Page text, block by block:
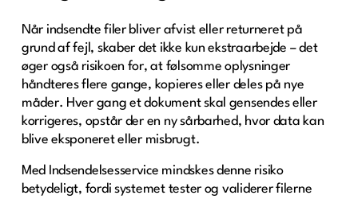
Når indsendte filer bliver afvist eller returneret på
grund af fejl, skaber det ikke kun ekstraarbejde – det
øger også risikoen for, at følsomme oplysninger
håndteres flere gange, kopieres eller deles på nye
måder. Hver gang et dokument skal gensendes eller
korrigeres, opstår der en ny sårbarhed, hvor data kan
blive eksponeret eller misbrugt.
Med Indsendelsesservice mindskes denne risiko
betydeligt, fordi systemet tester og validerer filerne